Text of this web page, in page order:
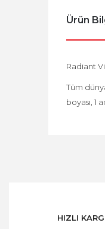
Ürün
Radiant
Tüm
boyası, 1
HIZLI